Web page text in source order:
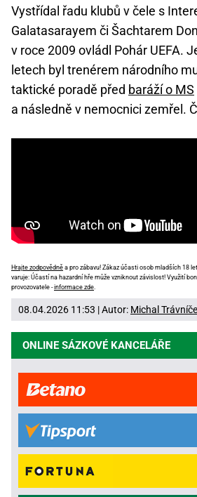
Vystřídal řadu klubů v čele s
Galatasarayem či Šachtarem
v roce 2009 ovládl Pohár UEFA.
letech byl trenérem národního
taktické poradě před baráží o MS
a následně v nemocnici zemřel.
Hrajte zodpovědně a pro zábavu! Zákaz účasti osob mladších 18
varuje: Účastí na hazardní hře může vzniknout závislost! Využití
provozovatele -informace zde.
08.04.2026 11:53 | Autor: Michal
ONLINE SÁZKOVÉ KANCELÁŘE